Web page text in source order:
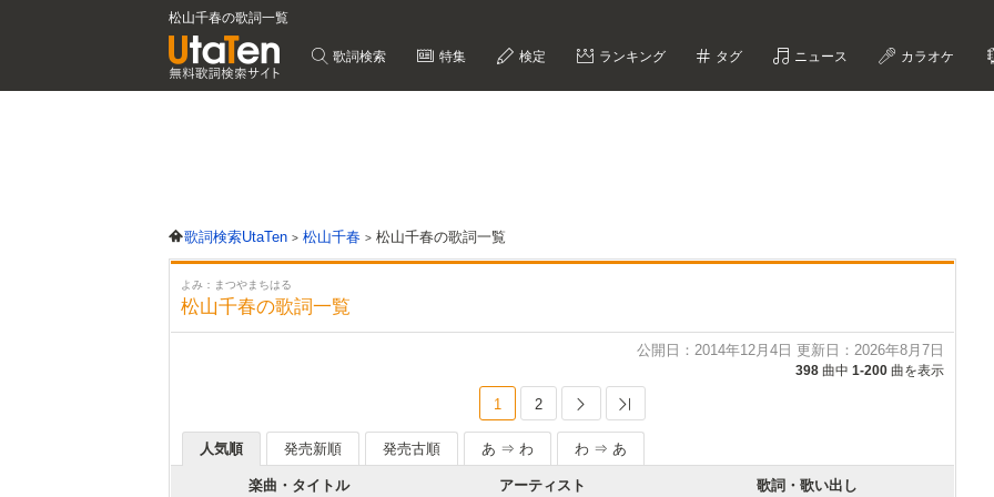
松山千春の歌詞一覧
歌詞検索 特集 検定 ランキング タグ ニュース カラオケ
歌詞検索UtaTen 松山千春 松山千春の歌詞一覧
よみ：まつやまちはる
松山千春の歌詞一覧
公開日：2014年12月4日 更新日：2026年8月7日
398 曲中 1-200 曲を表示
1 2 Next
人気順 発売新順 発売古順 あ ⇒ わ わ ⇒ あ
楽曲・タイトル アーティスト 歌詞・歌い出し